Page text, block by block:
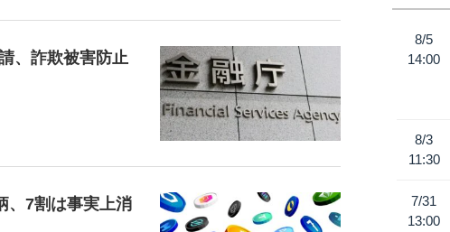
、詐欺被害防止
、7割は事実上消
8/5
14:00
8/3
11:30
7/31
13:00